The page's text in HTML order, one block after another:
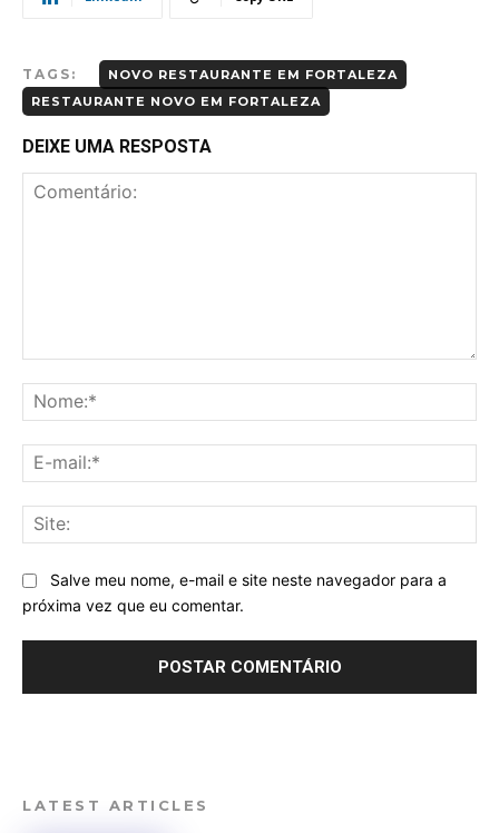
TAGS:
NOVO RESTAURANTE EM FORTALEZA
RESTAURANTE NOVO EM FORTALEZA
DEIXE UMA RESPOSTA
Salve meu nome, e-mail e site neste navegador para a
próxima vez que eu comentar.
LATEST ARTICLES